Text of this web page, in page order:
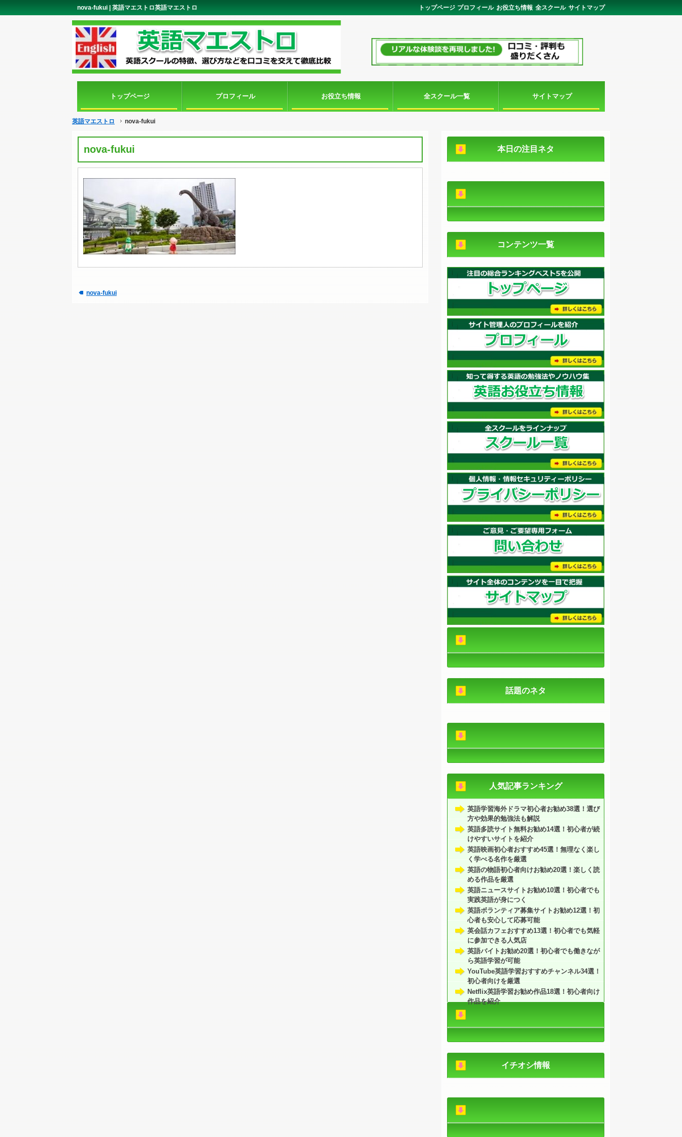
nova-fukui | 英語マエストロ英語マエストロ サイトマップ
全スクール
お役立ち情報
プロフィール
トップページ
トップページ プロフィール お役立ち情報 全スクール一覧 サイトマップ
英語マエストロ nova-fukui
nova-fukui
nova-fukui
本日の注目ネタ
コンテンツ一覧
話題のネタ
人気記事ランキング
英語学習海外ドラマ初心者お勧め38選！選び
方や効果的勉強法も解説
英語多読サイト無料お勧め14選！初心者が続
けやすいサイトを紹介
英語映画初心者おすすめ45選！無理なく楽し
く学べる名作を厳選
英語の物語初心者向けお勧め20選！楽しく読
める作品を厳選
英語ニュースサイトお勧め10選！初心者でも
実践英語が身につく
英語ボランティア募集サイトお勧め12選！初
心者も安心して応募可能
英会話カフェおすすめ13選！初心者でも気軽
に参加できる人気店
英語バイトお勧め20選！初心者でも働きなが
ら英語学習が可能
YouTube英語学習おすすめチャンネル34選！
初心者向けを厳選
Netflix英語学習お勧め作品18選！初心者向け
作品を紹介
イチオシ情報